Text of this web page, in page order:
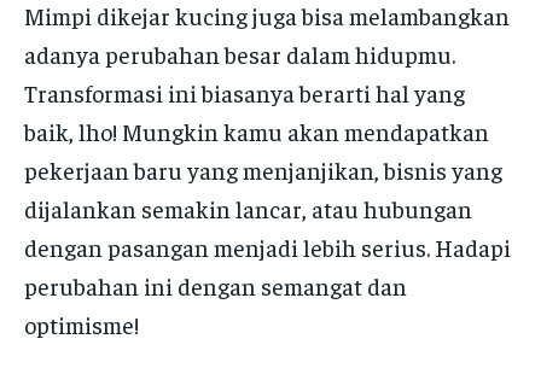
Mimpi dikejar kucing juga bisa melambangkan
adanya perubahan besar dalam hidupmu.
Transformasi ini biasanya berarti hal yang
baik, lho! Mungkin kamu akan mendapatkan
pekerjaan baru yang menjanjikan, bisnis yang
dijalankan semakin lancar, atau hubungan
dengan pasangan menjadi lebih serius. Hadapi
perubahan ini dengan semangat dan
optimisme!